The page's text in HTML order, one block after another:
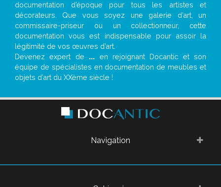
documentation d’époque pour tous les artistes et
décorateurs. Que vous soyez une galerie d’art, un
commissaire-priseur ou un collectionneur, cette
documentation vous est indispensable pour assoir la
légitimité de vos œuvres d’art.
Devenez expert de ... en rejoignant Docantic et son
équipe de spécialistes en documentation de meubles et
objets d’art du XXème siècle !
Navigation